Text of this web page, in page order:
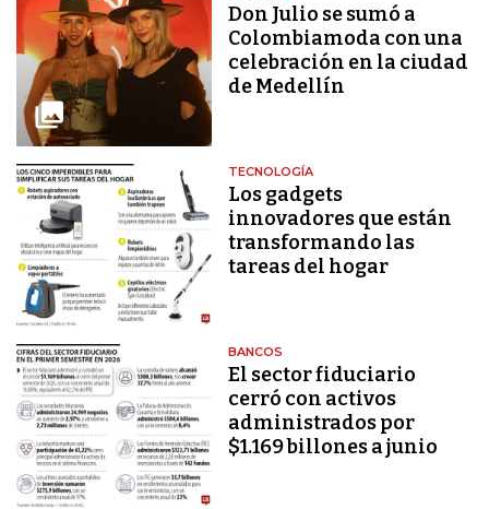
Don Julio se sumó a
Colombiamoda con una
celebración en la ciudad
de Medellín
TECNOLOGÍA
Los gadgets
innovadores que están
transformando las
tareas del hogar
BANCOS
El sector fiduciario
cerró con activos
administrados por
$1.169 billones a junio